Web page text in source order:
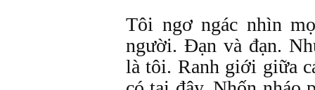
Tôi ngơ ngác nhìn
người. Đạn và đạn.
là tôi. Ranh giới giữa